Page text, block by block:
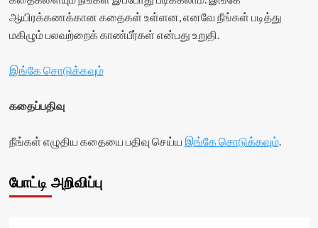
ஆயிரக்கணக்கான கதைகள் உள்ளன, எனவே நீங்கள் படித்து
மகிழும் பலவற்றைக் காண்பீர்கள் என்பது உறுதி.
இங்கே சொடுக்கவும்
கதைப்பதிவு
நீங்கள் எழுதிய கதையை பதிவு செய்ய இங்கே சொடுக்கவும்.
போட்டி அறிவிப்பு